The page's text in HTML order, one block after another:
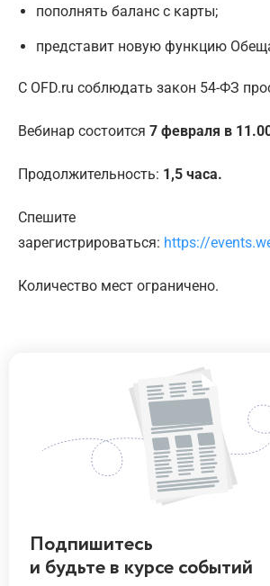
пополнять баланс с карты;
представит новую функцию
С OFD.ru соблюдать закон 54-ФЗ
Вебинар состоится 7 февраля в
Продолжительность: 1,5 часа.
Спешите
зарегистрироваться: https://
Количество мест ограничено.
Подпишитесь
и будьтев курсесобытий